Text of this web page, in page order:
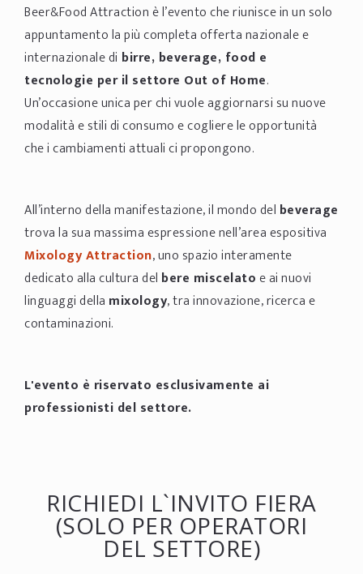
Beer&Food Attraction è l’evento che riunisce in un solo
appuntamento la più completa offerta nazionale e
internazionale di birre, beverage, food e
tecnologie per il settore Out of Home.
Un’occasione unica per chi vuole aggiornarsi su nuove
modalità e stili di consumo e cogliere le opportunità
che i cambiamenti attuali ci propongono.
All’interno della manifestazione, il mondo del beverage
trova la sua massima espressione nell’area espositiva
Mixology Attraction, uno spazio interamente
dedicato alla cultura del bere miscelatoe ai nuovi
linguaggi della mixology, tra innovazione, ricerca e
contaminazioni.
L'evento è riservato esclusivamente ai
professionisti del settore.
RICHIEDI L`INVITO FIERA
(SOLO PER OPERATORI
DEL SETTORE)